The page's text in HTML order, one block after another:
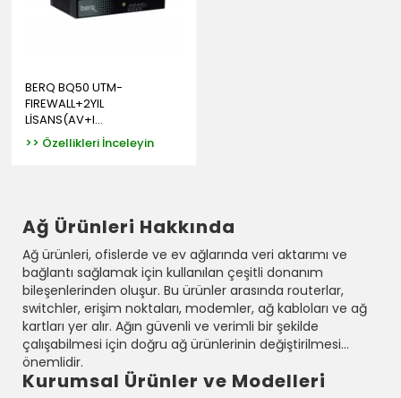
BERQ BQ50 UTM-
FIREWALL+2YIL
LİSANS(AV+I...
>> Özellikleri İnceleyin
Ağ Ürünleri Hakkında
Ağ ürünleri, ofislerde ve ev ağlarında veri aktarımı ve
bağlantı sağlamak için kullanılan çeşitli donanım
bileşenlerinden oluşur. Bu ürünler arasında routerlar,
switchler, erişim noktaları, modemler, ağ kabloları ve ağ
kartları yer alır. Ağın güvenli ve verimli bir şekilde
çalışabilmesi için doğru ağ ürünlerinin değiştirilmesi
önemlidir.
Kurumsal Ürünler ve Modelleri